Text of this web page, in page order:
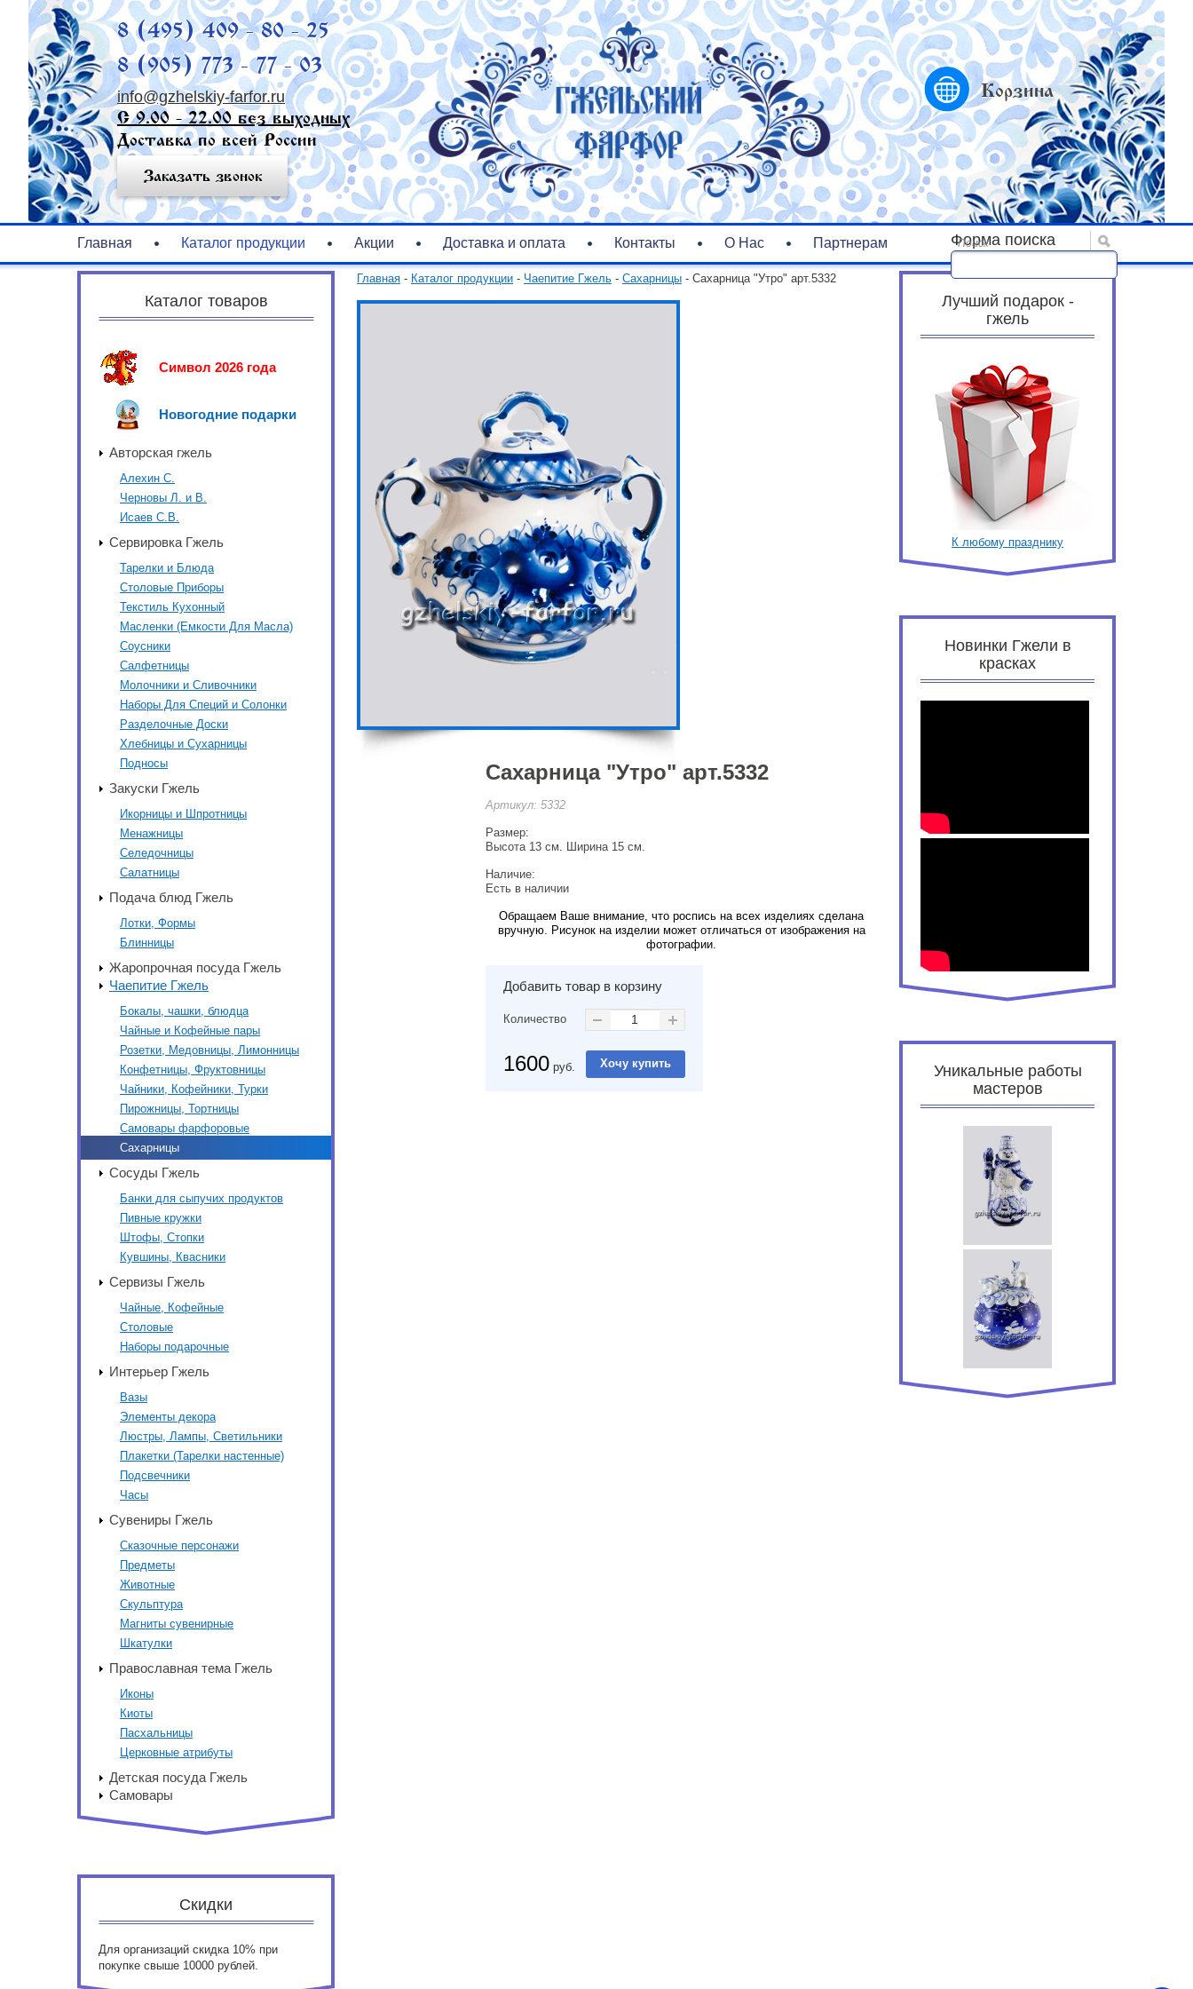
8 (495) 409 - 80 - 25
8 (905) 773 - 77 - 03
info@gzhelskiy-farfor.ru
С 9.00 - 22.00 без выходных
Доставка по всей России
Заказать звонок
Корзина
Главная Каталог продукции Акции Доставка и оплата Контакты О Нас Партнерам Форма поиска
Поиск
Каталог товаров
Символ 2026 года
Новогодние подарки
Авторская гжель
Алехин С.
Черновы Л. и В.
Исаев С.В.
Сервировка Гжель
Тарелки и Блюда
Столовые Приборы
Текстиль Кухонный
Масленки (Емкости Для Масла)
Соусники
Салфетницы
Молочники и Сливочники
Наборы Для Специй и Солонки
Разделочные Доски
Хлебницы и Сухарницы
Подносы
Закуски Гжель
Икорницы и Шпротницы
Менажницы
Селедочницы
Салатницы
Подача блюд Гжель
Лотки, Формы
Блинницы
Жаропрочная посуда Гжель
Чаепитие Гжель
Бокалы, чашки, блюдца
Чайные и Кофейные пары
Розетки, Медовницы, Лимонницы
Конфетницы, Фруктовницы
Чайники, Кофейники, Турки
Пирожницы, Тортницы
Самовары фарфоровые
Сахарницы
Сосуды Гжель
Банки для сыпучих продуктов
Пивные кружки
Штофы, Стопки
Кувшины, Квасники
Сервизы Гжель
Чайные, Кофейные
Столовые
Наборы подарочные
Интерьер Гжель
Вазы
Элементы декора
Люстры, Лампы, Светильники
Плакетки (Тарелки настенные)
Подсвечники
Часы
Сувениры Гжель
Сказочные персонажи
Предметы
Животные
Скульптура
Магниты сувенирные
Шкатулки
Православная тема Гжель
Иконы
Киоты
Пасхальницы
Церковные атрибуты
Детская посуда Гжель
Самовары
Скидки
Для организаций скидка 10% при
покупке свыше 10000 рублей.
Главная - Каталог продукции - Чаепитие Гжель - Сахарницы - Сахарница "Утро" арт.5332
Сахарница "Утро" арт.5332
Артикул: 5332
Размер:
Высота 13 см. Ширина 15 см.
Наличие:
Есть в наличии
Обращаем Ваше внимание, что роспись на всех изделиях сделана
вручную. Рисунок на изделии может отличаться от изображения на
фотографии.
Добавить товар в корзину
1600 руб.
Количество
Лучший подарок -
гжель
К любому празднику
Новинки Гжели в
красках
Уникальные работы
мастеров